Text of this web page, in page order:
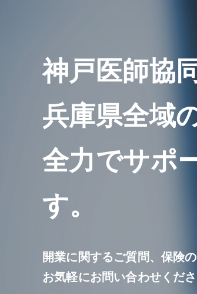
神戸医師協
兵庫県全域
全力でサポ
す。
開業に関するご質問、保険
お気軽にお問い合わせくださ